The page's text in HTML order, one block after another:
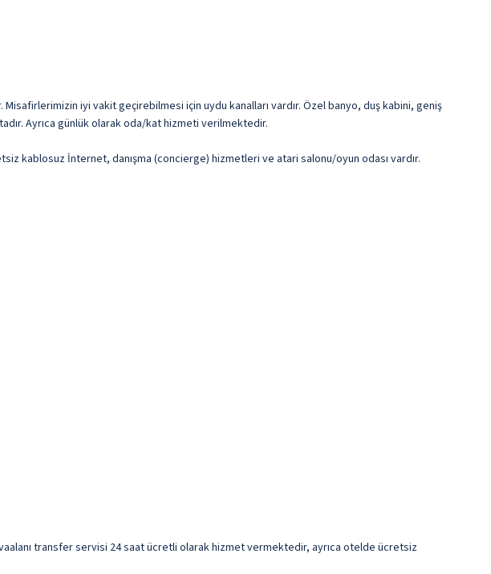
iyi vakit geçirebilmesi için uydu kanalları vardır. Özel banyo, duş kabini, geniş
Ayrıca günlük olarak oda/kat hizmeti verilmektedir.
kablosuz İnternet, danışma (concierge) hizmetleri ve atari salonu/oyun odası vardır.
transfer servisi 24 saat ücretli olarak hizmet vermektedir, ayrıca otelde ücretsiz